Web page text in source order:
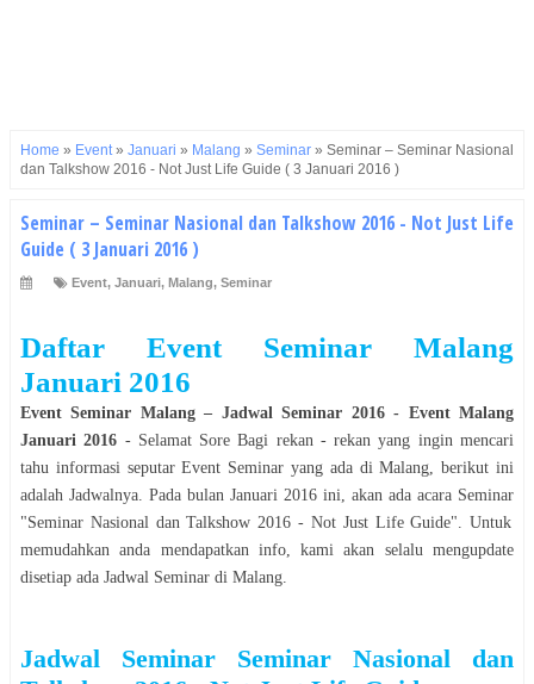
Home » Event» Januari » Malang » Seminar » Seminar – Seminar Nasional
dan Talkshow 2016 - Not Just Life Guide ( 3 Januari 2016 )
Seminar – Seminar Nasional dan Talkshow 2016 - Not Just Life
Guide ( 3 Januari 2016 )
Event, Januari, Malang, Seminar
Daftar Event Seminar Malang
Januari 2016
Event Seminar Malang– Jadwal Seminar 2016- EventMalang
Januari 2016 - Selamat Sore Bagi rekan - rekan yang ingin mencari
tahu informasi seputar Event Seminar yang ada diMalang , berikut ini
adalah Jadwalnya. Pada bulan Januari 2016 ini, akan ada acara Seminar
"Seminar Nasional dan Talkshow 2016 - Not Just Life Guide". Untuk
memudahkan anda mendapatkan info, kami akan selalu mengupdate
disetiap ada Jadwal Seminar di Malang
Jadwal Seminar Seminar Nasional dan